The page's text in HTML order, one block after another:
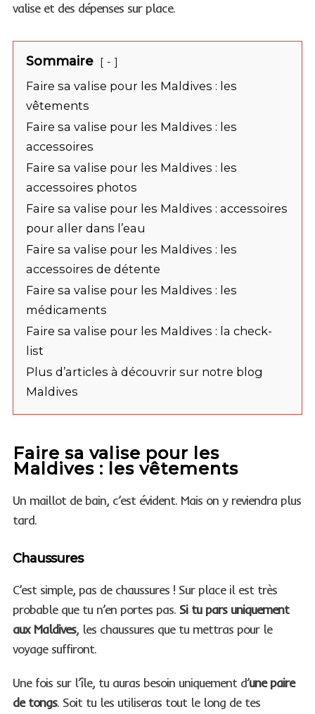
valise et des dépenses sur place.
Sommaire -
Faire sa valise pour les Maldives : les
vêtements
Faire sa valise pour les Maldives : les
accessoires
Faire sa valise pour les Maldives : les
accessoires photos
Faire sa valise pour les Maldives : accessoires
pour aller dans l’eau
Faire sa valise pour les Maldives : les
accessoires de détente
Faire sa valise pour les Maldives : les
médicaments
Faire sa valise pour les Maldives : la check-
list
Plus d’articles à découvrir sur notre blog
Maldives
Faire sa valise pour les
Maldives : les vêtements
Un maillot de bain, c’est évident. Mais on y reviendra plus
tard.
Chaussures
C’est simple, pas de chaussures ! Sur place il est très
probable que tu n’en portes pas. Si tu pars uniquement
aux Maldives, les chaussures que tu mettras pour le
voyage suffiront.
Une fois sur l’île, tu auras besoin uniquement d’une paire
de tongs. Soit tu les utiliseras tout le long de tes